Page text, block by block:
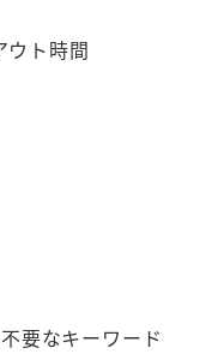
ウト時間
要なキーワード